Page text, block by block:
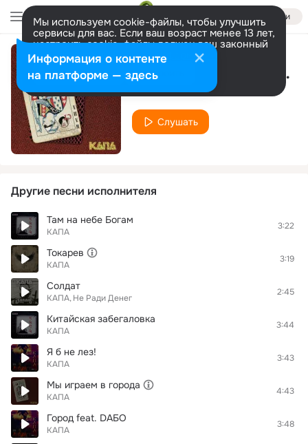
Войти
Мы используем cookie-файлы, чтобы улучшить
сервисы для вас. Если ваш возраст менее 13 лет,
настроить cookie-файлы должен ваш законный
представитель. Больше информации
Разрешить все Настроить Мы играем в города, Pt. 2
КАПА
Слушать
Другие песни исполнителя
Там на небе Богам
КАПА
3:22
Токарев
КАПА
3:19
Солдат
КАПА Не Ради Денег
2:45
Китайская забегаловка
КАПА
3:44
Я б не лез!
КАПА
3:43
Мы играем в города
КАПА
4:43
Город feat. DAБО
КАПА
3:48
Информация о контенте
на платформе — здесь